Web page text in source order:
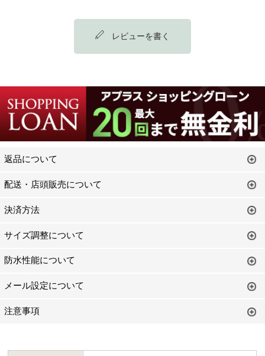
レビューを書く
返品について
配送・店頭販売について
決済方法
サイズ調整について
防水性能について
メール設定について
注意事項